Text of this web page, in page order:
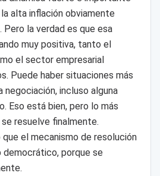
alta inflación obviamente
Pero la verdad es que esa
muy positiva, tanto el
el sector empresarial
Puede haber situaciones más
negociación, incluso alguna
Eso está bien, pero lo más
resuelve finalmente.
el mecanismo de resolución
porque se